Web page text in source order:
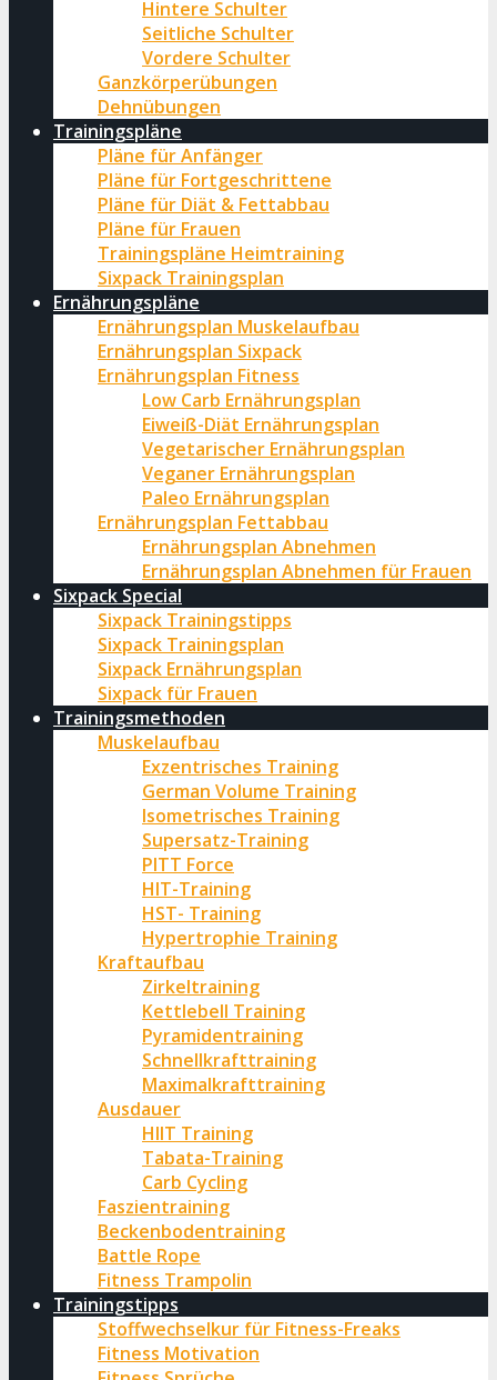
Hintere Schulter
Seitliche Schulter
Vordere Schulter
Ganzkörperübungen
Dehnübungen
Trainingspläne
Pläne für Anfänger
Pläne für Fortgeschrittene
Pläne für Diät & Fettabbau
Pläne für Frauen
Trainingspläne Heimtraining
Sixpack Trainingsplan
Ernährungspläne
Ernährungsplan Muskelaufbau
Ernährungsplan Sixpack
Ernährungsplan Fitness
Low Carb Ernährungsplan
Eiweiß-Diät Ernährungsplan
Vegetarischer Ernährungsplan
Veganer Ernährungsplan
Paleo Ernährungsplan
Ernährungsplan Fettabbau
Ernährungsplan Abnehmen
Ernährungsplan Abnehmen für Frauen
Sixpack Special
Sixpack Trainingstipps
Sixpack Trainingsplan
Sixpack Ernährungsplan
Sixpack für Frauen
Trainingsmethoden
Muskelaufbau
Exzentrisches Training
German Volume Training
Isometrisches Training
Supersatz-Training
PITT Force
HIT-Training
HST- Training
Hypertrophie Training
Kraftaufbau
Zirkeltraining
Kettlebell Training
Pyramidentraining
Schnellkrafttraining
Maximalkrafttraining
Ausdauer
HIIT Training
Tabata-Training
Carb Cycling
Faszientraining
Beckenbodentraining
Battle Rope
Fitness Trampolin
Trainingstipps
Stoffwechselkur für Fitness-Freaks
Fitness Motivation